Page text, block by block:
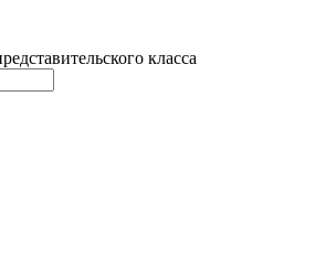
класса